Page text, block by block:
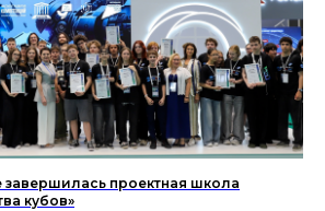
завершилась проектная школа
кубов»